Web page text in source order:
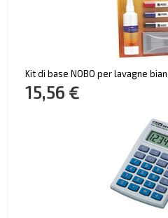
Kit di base NOBO per lavagne
15,56 €